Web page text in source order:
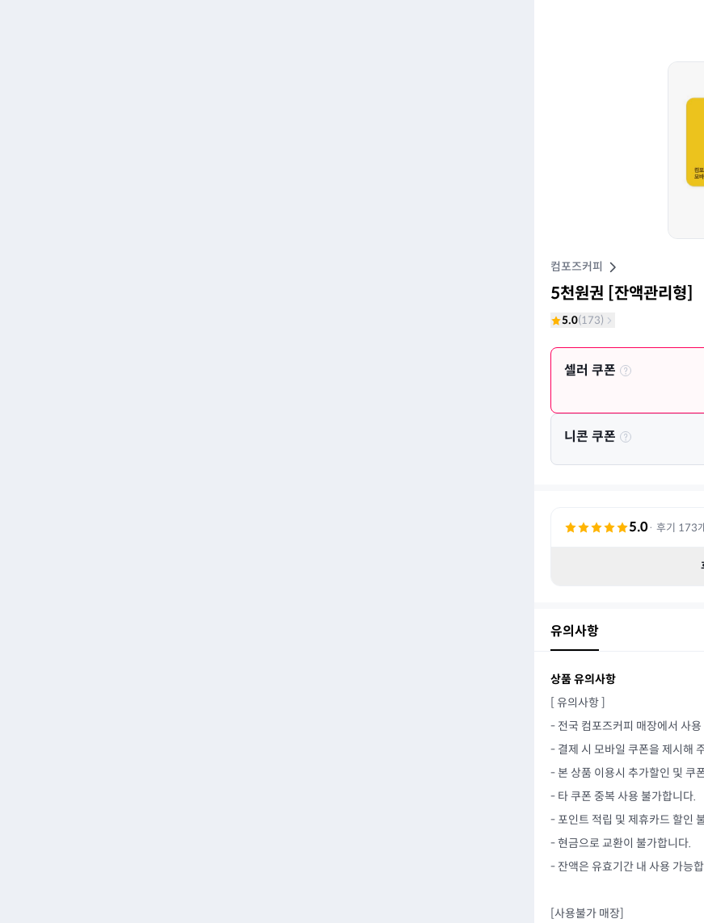
컴포즈커피
5천원권 [잔액관리형]
5.0(173)
셀러 쿠폰
니콘 쿠폰
5.0· 후기 173
유의사항
상품 유의사항
[ 유의사항 ]
- 전국 컴포즈커피 매장에서 사
- 결제 시 모바일 쿠폰을 제시해
- 본 상품 이용시 추가할인 및 쿠
- 타 쿠폰 중복 사용 불가합니다.
- 포인트 적립 및 제휴카드 할인
- 현금으로 교환이 불가합니다.
- 잔액은 유효기간 내 사용 가능
[사용불가 매장]